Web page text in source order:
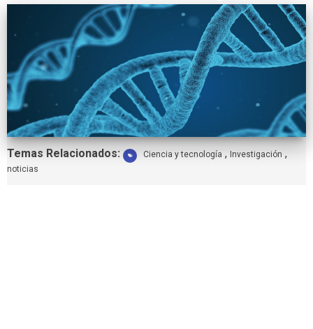
Temas Relacionados: Etiquetas:
Ciencia y tecnología , Investigación ,
noticias